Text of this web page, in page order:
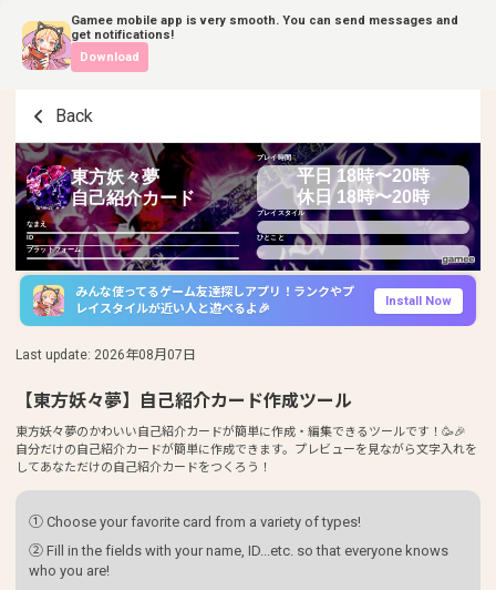
Gamee mobile app is very smooth. You can send messages and
get notifications!
Download
Back
東方妖々夢
自己紹介カード
なまえ
ID
プラットフォーム
プレイ時間
平日 18時〜20時
休日 18時〜20時
プレイスタイル
ひとこと
みんな使ってるゲーム友達探しアプリ！ランクやプ
レイスタイルが近い人と遊べるよ🎉
Install Now
Last update: 2026年08月07日
【東方妖々夢】自己紹介カード作成ツール
東方妖々夢のかわいい自己紹介カードが簡単に作成・編集できるツールです！🥳🎉
自分だけの自己紹介カードが簡単に作成できます。プレビューを見ながら文字入れを
してあなただけの自己紹介カードをつくろう！
① Choose your favorite card from a variety of types!
② Fill in the fields with your name, ID...etc. so that everyone knows
who you are!